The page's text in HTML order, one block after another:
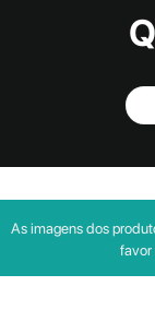
As imagens dos
favor